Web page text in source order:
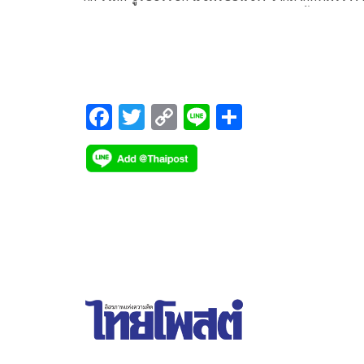
เนเธอร์แลนด์
F
ac
e
T
wi
tt
C
o
p
Li